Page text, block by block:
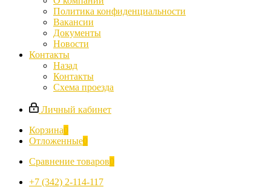
Политика конфиденциальности
Вакансии
Документы
Новости
Контакты
Назад
Контакты
Схема проезда
Личный кабинет
Корзина0
Отложенные0
Сравнение товаров0
+7 (342) 2-114-117